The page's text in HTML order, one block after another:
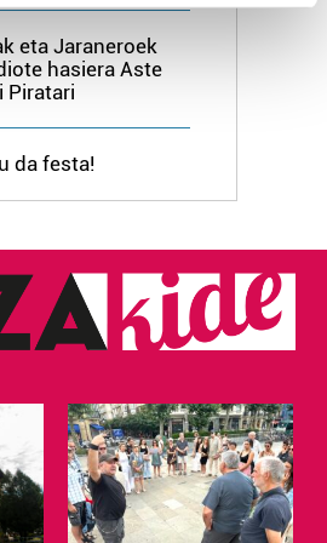
in thedetails section
zure datu pertsonalak
adibidez, iragarki eta eduki
datuak nork eta zertarako
baimenik eskatzen, eta beren
eta horren aurka nola egin
prozesatzeko moduari
eta Jaraneroek
hasiera Aste
Piratari
da festa!